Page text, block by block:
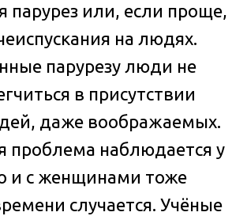
парурез или, если проще,
на людях.
парурезу люди не
в присутствии
даже воображаемых.
проблема наблюдается у
и с женщинами тоже
случается. Учёные